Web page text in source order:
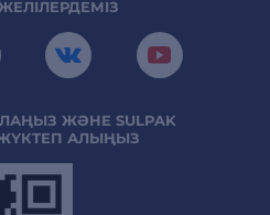
ЖӘНЕ SULPAK
АЛЫҢЫЗ